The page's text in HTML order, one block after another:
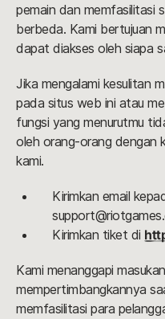
pemain dan memfasilitasi
berbeda. Kami bertujuan
dapat diakses oleh siapa
Jika mengalami kesulitan
pada situs web ini atau
fungsi yang menurutmu
oleh orang-orang dengan
kami.
Kirimkan email
Kirimkan tiket di
Kami menanggapi
mempertimbangkannya
memfasilitasi para